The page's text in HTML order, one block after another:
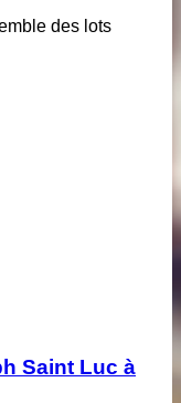
des lots
Saint Luc à